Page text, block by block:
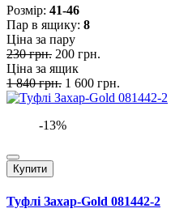
Розмiр: 41-46
Пар в ящику: 8
Ціна за пару
230 грн. 200 грн.
Ціна за ящик
1 840 грн. 1 600 грн.
-13%
Купити
Туфлі Захар-Gold 081442-2